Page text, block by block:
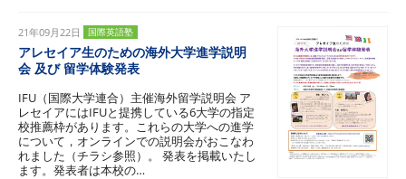
21年09月22日 国際英語塾
アレセイア生のための海外大学進学説明
会 及び 留学体験発表
IFU（国際大学連合）主催海外留学説明会 ア
レセイアにはIFUと提携している6大学の指定
校推薦枠があります。これらの大学への進学
について，オンラインでの説明会がおこなわ
れました（チラシ参照）。 発表を掲載いたし
ます。発表者は本校の…